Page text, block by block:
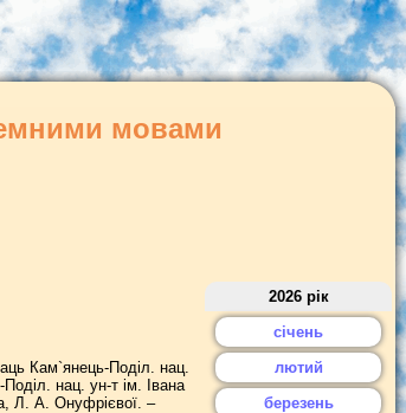
мовами
2026 рік
січень
лютий
березень
Кам`янець-Поділ. нац.
нац. ун-т ім. Івана
Л. А. Онуфрієвої. –